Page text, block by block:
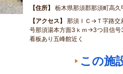
住所
栃木県那須郡那須町高
アクセス
那須ＩＣ→Ｔ字路交
号那須湯本方面3ｋｍ→3つ目信
看板あり五峰館近く
この施